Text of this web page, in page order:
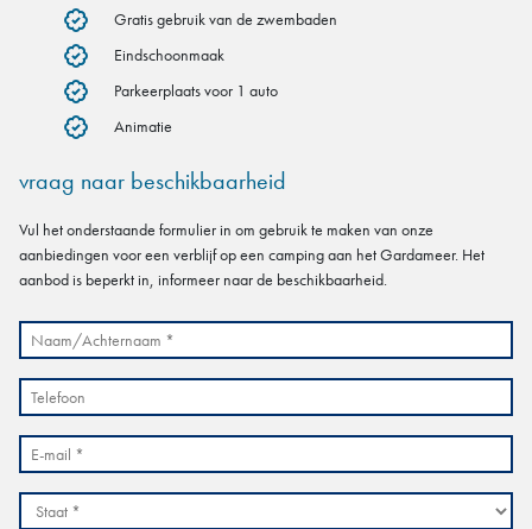
Gratis gebruik van de zwembaden
Eindschoonmaak
Parkeerplaats voor 1 auto
Animatie
vraag naar beschikbaarheid
Vul het onderstaande formulier in om gebruik te maken van onze
aanbiedingen voor een verblijf op een camping aan het Gardameer. Het
aanbod is beperkt in, informeer naar de beschikbaarheid.